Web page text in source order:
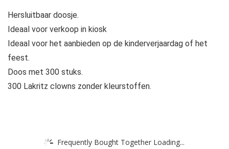
Hersluitbaar doosje.
Ideaal voor verkoop in kiosk
Ideaal voor het aanbieden op de kinderverjaardag of het
feest.
Doos met 300 stuks.
300 Lakritz clowns zonder kleurstoffen.
Frequently Bought Together Loading...